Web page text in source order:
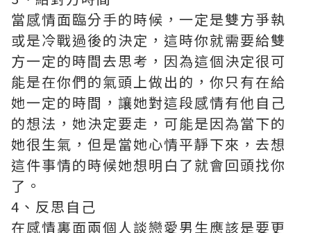
當感情面臨分手的時候，一定是雙方爭執
或是冷戰過後的決定，這時你就需要給雙
方一定的時間去思考，因為這個決定很可
能是在你們的氣頭上做出的，你只有在給
她一定的時間，讓她對這段感情有他自己
的想法，她決定要走，可能是因為當下的
她很生氣，但是當她心情平靜下來，去想
這件事情的時候她想明白了就會回頭找你
了。
4、反思自己
在感情裏面兩個人談戀愛男生應該是要更